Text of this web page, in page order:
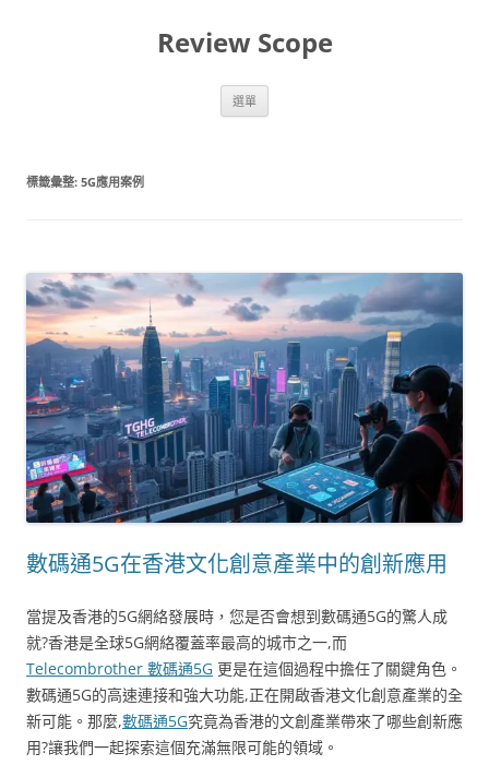
Review Scope
選單
標籤彙整: 5G應用案例
數碼通5G在香港文化創意產業中的創新應用
當提及香港的5G網絡發展時，您是否會想到數碼通5G的驚人成
就?香港是全球5G網絡覆蓋率最高的城市之一,而
Telecombrother 數碼通5G 更是在這個過程中擔任了關鍵角色。
數碼通5G的高速連接和強大功能,正在開啟香港文化創意產業的全
新可能。那麼,數碼通5G究竟為香港的文創產業帶來了哪些創新應
用?讓我們一起探索這個充滿無限可能的領域。